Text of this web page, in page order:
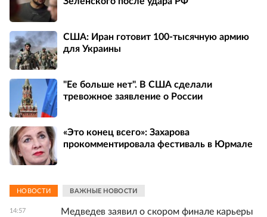
США: Иран готовит 100-тысячную армию
для Украины
"Ее больше нет". В США сделали
тревожное заявление о России
«Это конец всего»: Захарова
прокомментировала фестиваль в Юрмале
НОВОСТИ ВАЖНЫЕ НОВОСТИ
14:57
Медведев заявил о скором финале карьеры